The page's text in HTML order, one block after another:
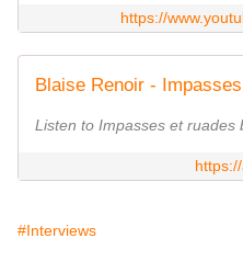
https://
Blaise Renoir -
Listen to Impasses et ruades
#Interviews